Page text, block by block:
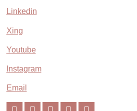
Linkedin
Xing
Youtube
Instagram
Email